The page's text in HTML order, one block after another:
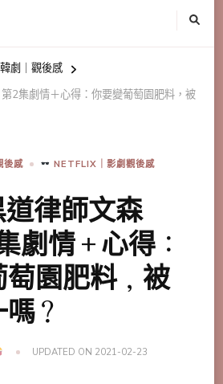
劇｜觀後感
2集劇情＋心得：你要變葡萄園肥料，被
後感 NETFLIX｜影劇觀後感
道律師文森
劇情＋心得：
萄園肥料，被
？
UPDATED ON 2021-02-23